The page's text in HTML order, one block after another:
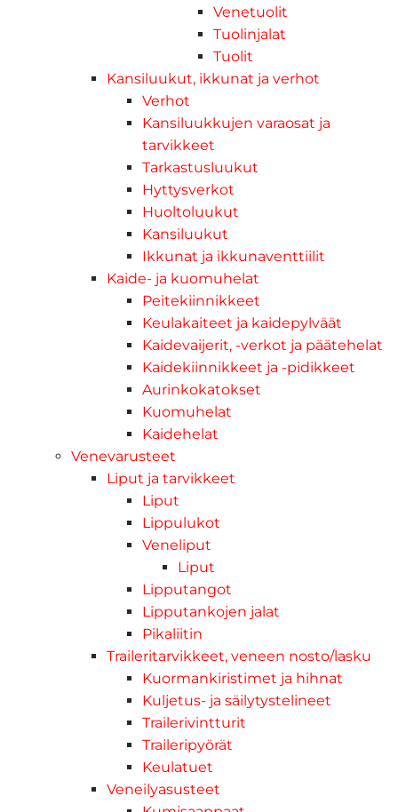
Venetuolit
Tuolinjalat
Tuolit
Kansiluukut, ikkunat ja verhot
Verhot
Kansiluukkujen varaosat ja
tarvikkeet
Tarkastusluukut
Hyttysverkot
Huoltoluukut
Kansiluukut
Ikkunat ja ikkunaventtiilit
Kaide- ja kuomuhelat
Peitekiinnikkeet
Keulakaiteet ja kaidepylväät
Kaidevaijerit, -verkot ja päätehelat
Kaidekiinnikkeet ja -pidikkeet
Aurinkokatokset
Kuomuhelat
Kaidehelat
Venevarusteet
Liput ja tarvikkeet
Liput
Lippulukot
Veneliput
Liput
Lipputangot
Lipputankojen jalat
Pikaliitin
Traileritarvikkeet, veneen nosto/lasku
Kuormankiristimet ja hihnat
Kuljetus- ja säilytystelineet
Trailerivintturit
Traileripyörät
Keulatuet
Veneilyasusteet